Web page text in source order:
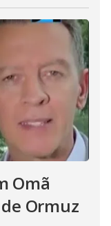
Omã
Ormuz